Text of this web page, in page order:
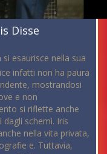
Disse
esaurisce nella sua
infatti non ha paura
mostrandosi
e non
si riflette anche
schemi. Iris
nella vita privata,
e. Tuttavia,